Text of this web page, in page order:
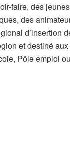
faire, des
des
d’insertion
et destiné
Pôle emploi